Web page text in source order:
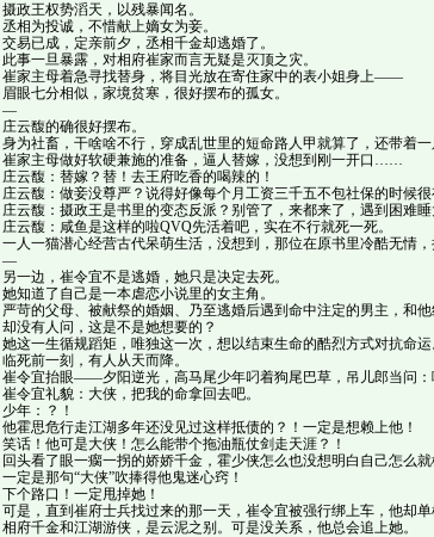
摄政王权势滔天，以残暴闻名。
丞相为投诚，不惜献上嫡女为妾。
交易已成，定亲前夕，丞相千金却逃婚了。
此事一旦暴露，对相府崔家而言无疑是灭顶之灾。
崔家主母着急寻找替身，将目光放在寄住家中的表小姐身上——
眉眼七分相似，家境贫寒，很好摆布的孤女。
—
庄云馥的确很好摆布。
身为社畜，干啥啥不行，穿成乱世里的短命路人甲就算了，还带着
崔家主母做好软硬兼施的准备，逼人替嫁，没想到刚一开口……
庄云馥：替嫁？替！去王府吃香的喝辣的！
庄云馥：做妾没尊严？说得好像每个月工资三千五不包社保的时候很
庄云馥：摄政王是书里的变态反派？别管了，来都来了，遇到困难
庄云馥：咸鱼是这样的啦QVQ先活着吧，实在不行就死一死。
一人一猫潜心经营古代呆萌生活，没想到，那位在原书里冷酷无情
—
另一边，崔令宜不是逃婚，她只是决定去死。
她知道了自己是一本虐恋小说里的女主角。
严苛的父母、被献祭的婚姻、乃至逃婚后遇到命中注定的男主，和他
却没有人问，这是不是她想要的？
她这一生循规蹈矩，唯独这一次，想以结束生命的酷烈方式对抗命运
临死前一刻，有人从天而降。
崔令宜抬眼——夕阳逆光，高马尾少年叼着狗尾巴草，吊儿郎当问：
崔令宜礼貌：大侠，把我的命拿回去吧。
少年：？！
他霍思危行走江湖多年还没见过这样抵债的？！一定是想赖上他！
笑话！他可是大侠！怎么能带个拖油瓶仗剑走天涯？！
回头看了眼一瘸一拐的娇娇千金，霍少侠怎么也没想明白自己怎么就
一定是那句“大侠”吹捧得他鬼迷心窍！
下个路口！一定甩掉她！
可是，直到崔府士兵找过来的那一天，崔令宜被强行绑上车，他却单
相府千金和江湖游侠，是云泥之别。可是没关系，他总会追上她。